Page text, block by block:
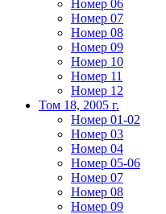
Номер 06
Номер 07
Номер 08
Номер 09
Номер 10
Номер 11
Номер 12
Том 18, 2005 г.
Номер 01-02
Номер 03
Номер 04
Номер 05-06
Номер 07
Номер 08
Номер 09